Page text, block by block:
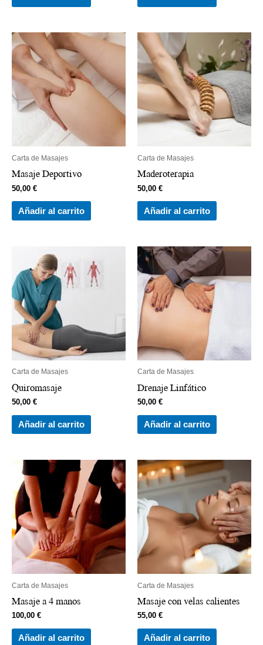
Carta de Masajes
Masaje Deportivo
50,00 €
Añadir al carrito
Carta de Masajes
Maderoterapia
50,00 €
Añadir al carrito
Carta de Masajes
Quiromasaje
50,00 €
Añadir al carrito
Carta de Masajes
Drenaje Linfático
50,00 €
Añadir al carrito
Carta de Masajes
Masaje a 4 manos
100,00 €
Añadir al carrito
Carta de Masajes
Masaje con velas calientes
55,00 €
Añadir al carrito